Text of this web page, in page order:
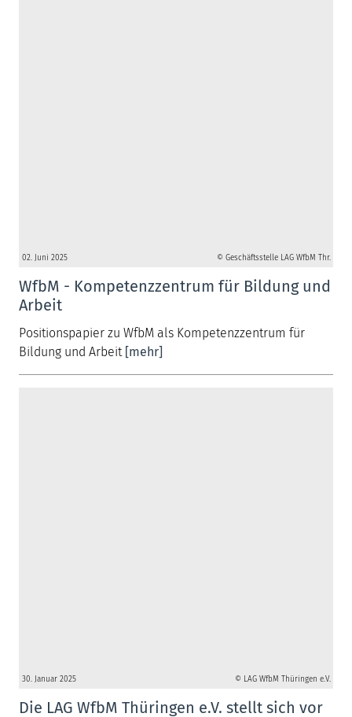
02. Juni 2025 © Geschäftsstelle LAG WfbM Thr.
WfbM - Kompetenzzentrum für Bildung und
Arbeit
Positionspapier zu WfbM als Kompetenzzentrum für
Bildung und Arbeit [mehr]
30. Januar 2025 © LAG WfbM Thüringen e.V.
Die LAG WfbM Thüringen e.V. stellt sich vor